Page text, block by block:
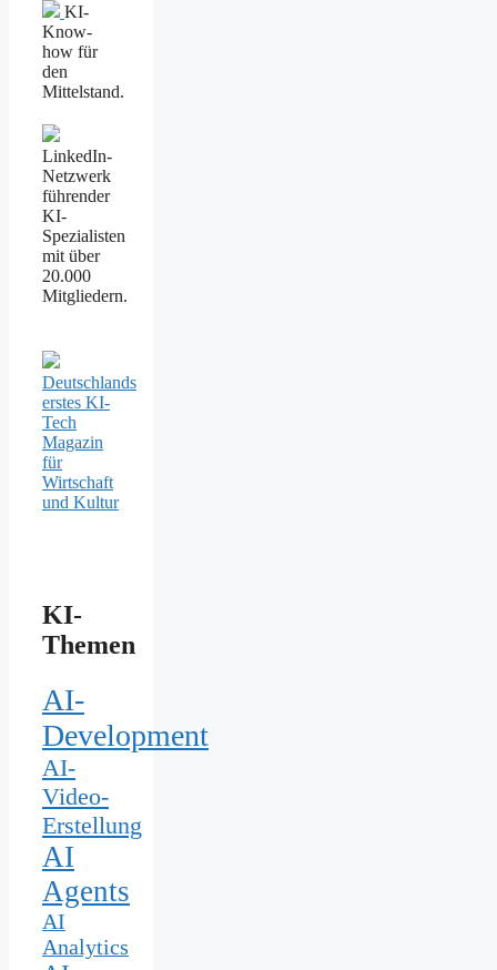
KI-
Know-
how für
den
Mittelstand.
LinkedIn-
Netzwerk
führender
KI-
Spezialisten
mit über
20.000
Mitgliedern.
Deutschlands
erstes KI-
Tech
Magazin
für
Wirtschaft
und Kultur
KI-
Themen
AI-
Development
AI-
Video-
Erstellung
AI
Agents
AI
Analytics